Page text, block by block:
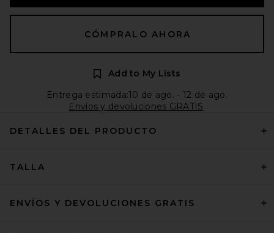
CÓMPRALO AHORA
Add to My Lists
Entrega estimada:10 de ago. - 12 de ago.
Envíos y devoluciones GRATIS
DETALLES DEL PRODUCTO
TALLA
ENVÍOS Y DEVOLUCIONES GRATIS